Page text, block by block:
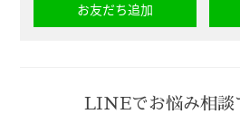
お友だち追加
LINEでお悩み相談